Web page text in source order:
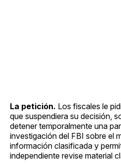
La petición. Los fiscales le
que suspendiera su decisión,
detener temporalmente una
investigación del FBI sobre el
información clasificada y
independiente revise material